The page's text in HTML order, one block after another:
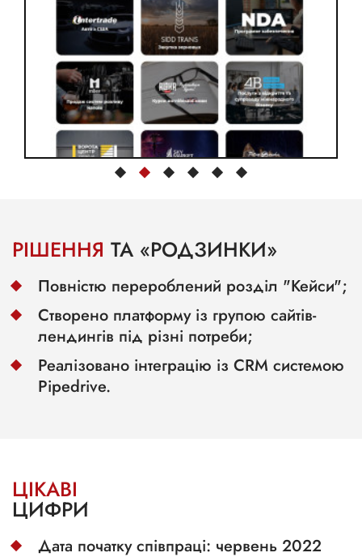
РІШЕННЯ ТА «РОДЗИНКИ»
Повністю перероблений розділ "Кейси";
Створено платформу із групою сайтів-
лендингів під різні потреби;
Реалізовано інтеграцію із CRМ системою
Pipedrive.
ЦІКАВІ
ЦИФРИ
Дата початку співпраці: червень 2022